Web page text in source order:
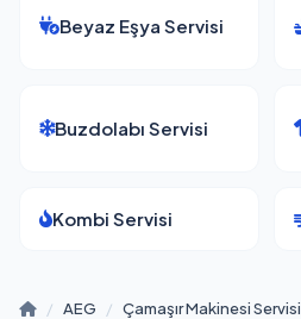
Beyaz Eşya Servisi
Buzdolabı Servisi
Kombi Servisi
/ AEG / Çamaşır Makinesi Servisi